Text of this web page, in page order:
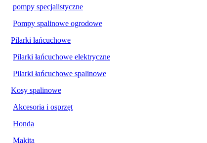
pompy specjalistyczne
Pompy spalinowe ogrodowe
Pilarki łańcuchowe
Pilarki łańcuchowe elektryczne
Pilarki łańcuchowe spalinowe
Kosy spalinowe
Akcesoria i osprzęt
Honda
Makita